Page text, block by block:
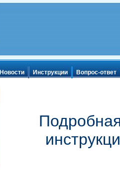
Новости Инструкции Вопрос-ответ